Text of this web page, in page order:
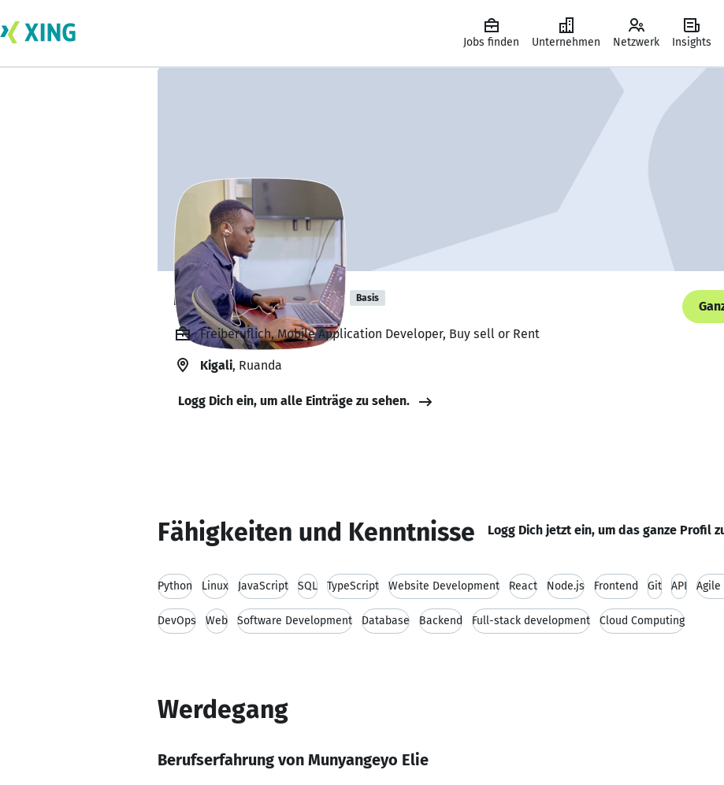
Jobs finden Unternehmen Netzwerk Insights
Munyangeyo Elie Basis
Freiberuflich, Mobile Application Developer, Buy sell or Rent
Kigali, Ruanda
Logg Dich ein, um alle Einträge zu sehen.
Fähigkeiten und Kenntnisse Logg Dich jetzt ein, um das ganze Profil
Python Linux JavaScript SQL TypeScript Website Development React Node.js Frontend Git API Agile
DevOps Web Software Development Database Backend Full-stack development Cloud Computing
Werdegang
Berufserfahrung von Munyangeyo Elie